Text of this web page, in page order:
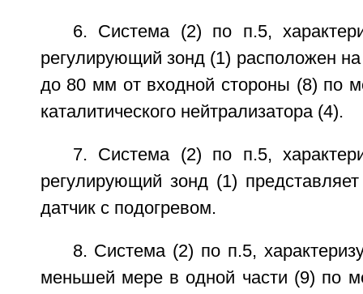
6. Система (2) по п.5,
регулирующий зонд (1) расположен
до 80 мм от входной стороны (8) по
каталитического нейтрализатора (4).
7. Система (2) по п.5,
регулирующий зонд (1)
датчик с подогревом.
8. Система (2) по п.5,
меньшей мере в одной части (9) по